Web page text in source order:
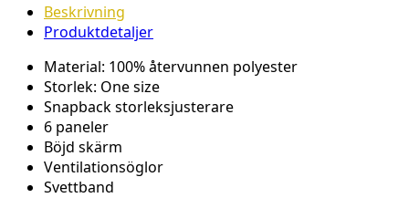
Beskrivning
Produktdetaljer
Material: 100% återvunnen polyester
Storlek: One size
Snapback storleksjusterare
6 paneler
Böjd skärm
Ventilationsöglor
Svettband